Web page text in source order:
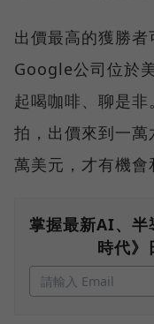
出價最高的獲勝
Google公司位於
起喝咖啡、聊是
拍，出價來到一
萬美元，才有機會
掌握最新AI、半
時代》